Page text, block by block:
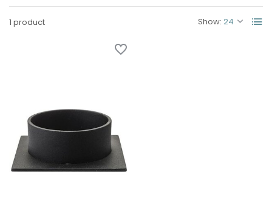
1 product Show: